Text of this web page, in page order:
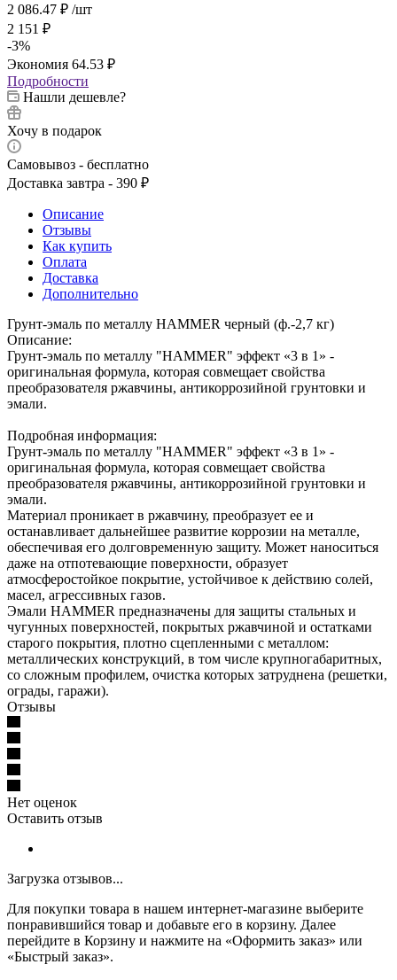
2 086.47 ₽ /шт
2 151 ₽
-3%
Экономия 64.53 ₽
Подробности
Нашли дешевле?
Хочу в подарок
Самовывоз - бесплатно
Доставка завтра - 390 ₽
Описание
Отзывы
Как купить
Оплата
Доставка
Дополнительно
Грунт-эмаль по металлу HAMMER черный (ф.-2,7 кг)
Описание:
Грунт-эмаль по металлу "HAMMER" эффект «3 в 1» -
оригинальная формула, которая совмещает свойства
преобразователя ржавчины, антикоррозийной грунтовки и
эмали.
Подробная информация:
Грунт-эмаль по металлу "HAMMER" эффект «3 в 1» -
оригинальная формула, которая совмещает свойства
преобразователя ржавчины, антикоррозийной грунтовки и
эмали.
Материал проникает в ржавчину, преобразует ее и
останавливает дальнейшее развитие коррозии на металле,
обеспечивая его долговременную защиту. Может наноситься
даже на отпотевающие поверхности, образует
атмосферостойкое покрытие, устойчивое к действию солей,
масел, агрессивных газов.
Эмали HAMMER предназначены для защиты стальных и
чугунных поверхностей, покрытых ржавчиной и остатками
старого покрытия, плотно сцепленными с металлом:
металлических конструкций, в том числе крупногабаритных,
со сложным профилем, очистка которых затруднена (решетки,
ограды, гаражи).
Отзывы
Нет оценок
Оставить отзыв
Загрузка отзывов...
Для покупки товара в нашем интернет-магазине выберите
понравившийся товар и добавьте его в корзину. Далее
перейдите в Корзину и нажмите на «Оформить заказ» или
«Быстрый заказ».